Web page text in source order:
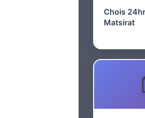
Chois
Matsirat